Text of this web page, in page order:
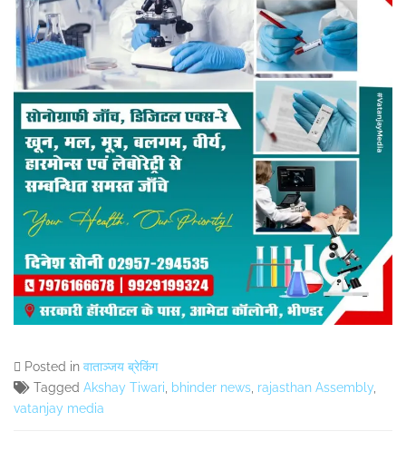
Posted in वाताञ्जय ब्रेकिंग
Tagged Akshay Tiwari, bhinder news, rajasthan Assembly,
vatanjay media